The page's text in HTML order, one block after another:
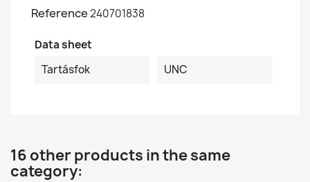
Reference240701838
Data sheet
Tartásfok
UNC
16 other products in the same
category: